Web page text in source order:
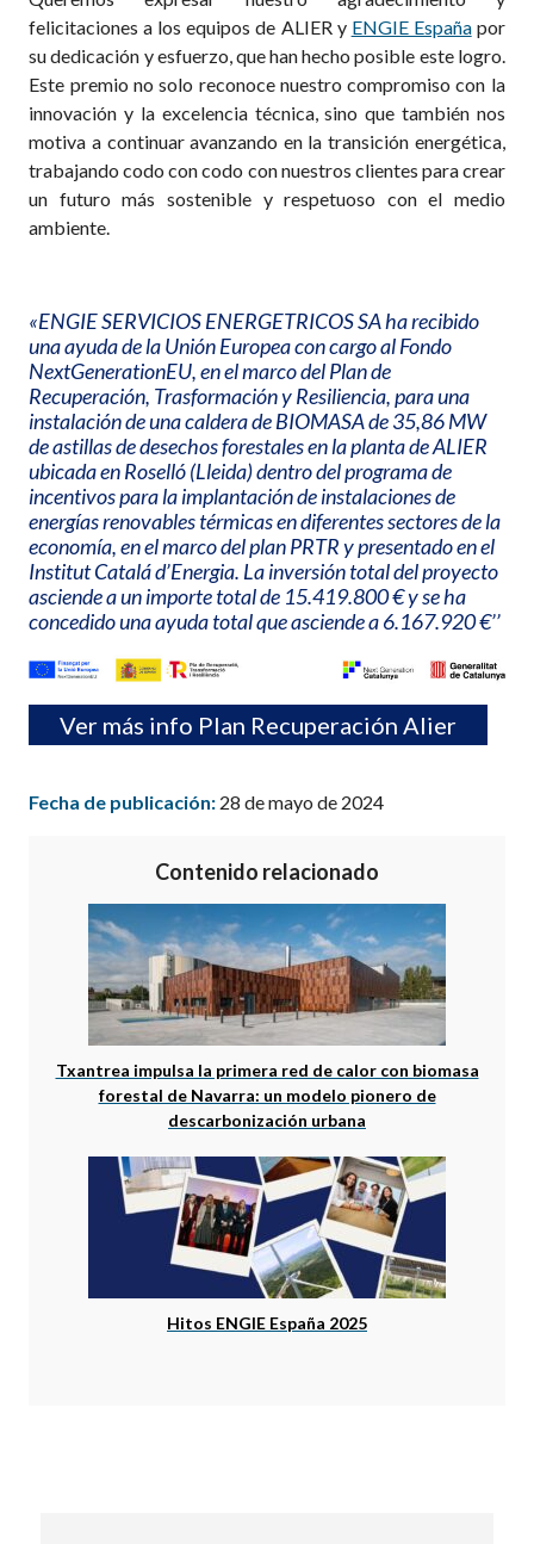
felicitaciones a los equipos de ALIER y ENGIE Españapor
su dedicación y esfuerzo, que han hecho posible este logro.
Este premio no solo reconoce nuestro compromiso con la
innovación y la excelencia técnica, sino que también nos
motiva a continuar avanzando en la transición energética,
trabajando codo con codo con nuestros clientes para crear
un futuro más sostenible y respetuoso con el medio
ambiente.
«ENGIE SERVICIOS ENERGETRICOS SA ha recibido
una ayuda de la Unión Europea con cargo al Fondo
NextGenerationEU, en el marco del Plan de
Recuperación, Trasformación y Resiliencia, para una
instalación de una caldera de BIOMASA de 35,86 MW
de astillas de desechos forestales en la planta de ALIER
ubicada en Roselló (Lleida) dentro del programa de
incentivos para la implantación de instalaciones de
energías renovables térmicas en diferentes sectores de la
economía, en el marco del plan PRTR y presentado en el
Institut Catalá d’Energia. La inversión total del proyecto
asciende a un importe total de 15.419.800 € y se ha
concedido una ayuda total que asciende a 6.167.920 €’’
Ver más info Plan Recuperación Alier
Fecha de publicación: 28 de mayo de 2024
Contenido relacionado
Txantrea impulsa la primera red de calor con biomasa
forestal de Navarra: un modelo pionero de
descarbonización urbana
Hitos ENGIE España 2025